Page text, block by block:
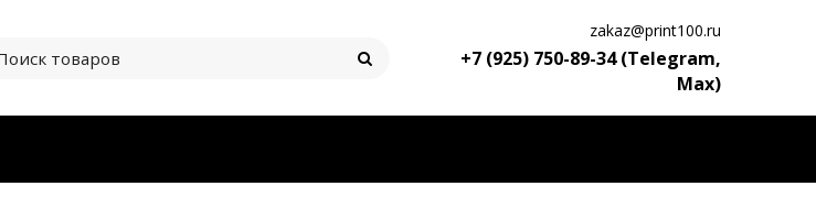
zakaz@print100.ru
+7 (925) 750-89-34 (Telegram,
Max)